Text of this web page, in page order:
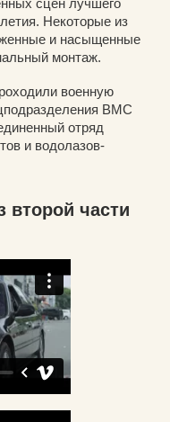
сцен лучшего
Некоторые из
и насыщенные
монтаж.
военную
ВМС
отряд
и водолазов-
второй части